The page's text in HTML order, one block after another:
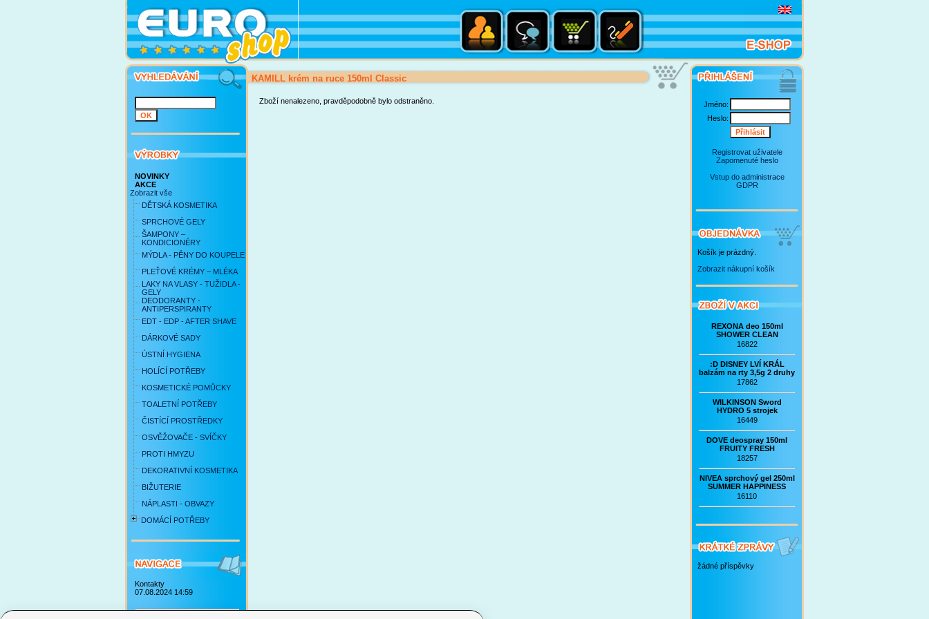
NOVINKY
AKCE
Zobrazit vše
DĚTSKÁ KOSMETIKA
SPRCHOVÉ GELY
ŠAMPONY –
KONDICIONÉRY
MÝDLA - PĚNY DO KOUPELE
PLEŤOVÉ KRÉMY – MLÉKA
LAKY NA VLASY - TUŽIDLA -
GELY
DEODORANTY -
ANTIPERSPIRANTY
EDT - EDP - AFTER SHAVE
DÁRKOVÉ SADY
ÚSTNÍ HYGIENA
HOLÍCÍ POTŘEBY
KOSMETICKÉ POMŮCKY
TOALETNÍ POTŘEBY
ČISTÍCÍ PROSTŘEDKY
OSVĚŽOVAČE - SVÍČKY
PROTI HMYZU
DEKORATIVNÍ KOSMETIKA
BIŽUTERIE
NÁPLASTI - OBVAZY
DOMÁCÍ POTŘEBY
Kontakty
07.08.2024 14:59
KAMILL krém na ruce 150ml Classic
Zboží nenalezeno, pravděpodobně bylo odstraněno.
Jméno:
Heslo:
Registrovat uživatele
Zapomenuté heslo
Vstup do administrace
GDPR
Košík je prázdný.
Zobrazit nákupní košík
REXONA deo 150ml
SHOWER CLEAN
16822
:D DISNEY LVÍ KRÁL
balzám na rty 3,5g 2 druhy
17862
WILKINSON Sword
HYDRO 5 strojek
16449
DOVE deospray 150ml
FRUITY FRESH
18257
NIVEA sprchový gel 250ml
SUMMER HAPPINESS
16110
žádné příspěvky